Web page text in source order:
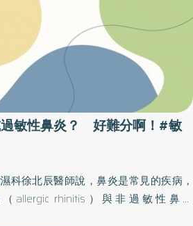
敏性鼻炎？ 好難分啊！#敏
科徐北辰醫師說，鼻炎是常見的疾病，
allergic rhinitis）與非過敏性鼻炎